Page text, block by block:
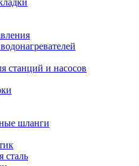
станций и насосов
шланги
сталь